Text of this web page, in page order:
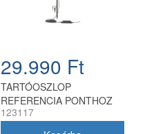
29.990 Ft
TARTÓOSZLOP
REFERENCIA PONTHOZ
123117